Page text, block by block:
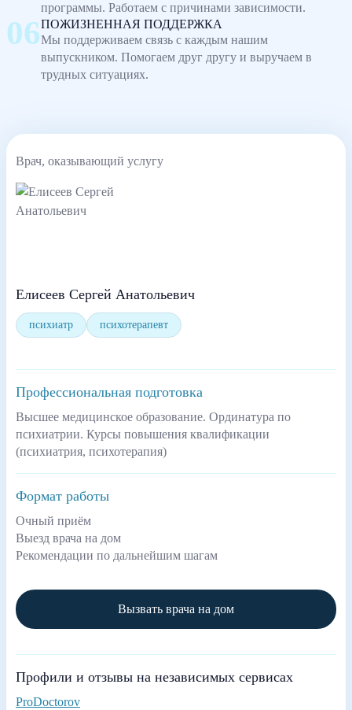
программы. Работаем с причинами зависимости.
ПОЖИЗНЕННАЯ ПОДДЕРЖКА
Мы поддерживаем связь с каждым нашим
выпускником. Помогаем друг другу и выручаем в
трудных ситуациях.
Врач, оказывающий услугу
Елисеев Сергей Анатольевич
психиатр психотерапевт
Профессиональная подготовка
Высшее медицинское образование. Ординатура по
психиатрии. Курсы повышения квалификации
(психиатрия, психотерапия)
Формат работы
Очный приём
Выезд врача на дом
Рекомендации по дальнейшим шагам
Вызвать врача на дом
Профили и отзывы на независимых сервисах
ProDoctorov